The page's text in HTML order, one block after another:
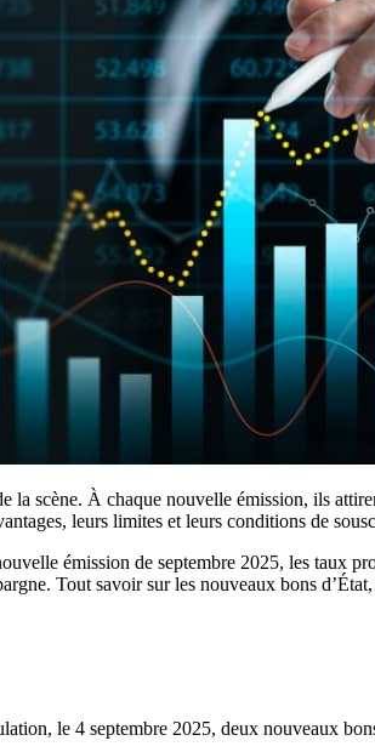
la scène. À chaque nouvelle émission, ils
leurs limites et leurs conditions de
émission de septembre 2025, les taux
Tout savoir sur les nouveaux bons
le 4 septembre 2025, deux nouveaux